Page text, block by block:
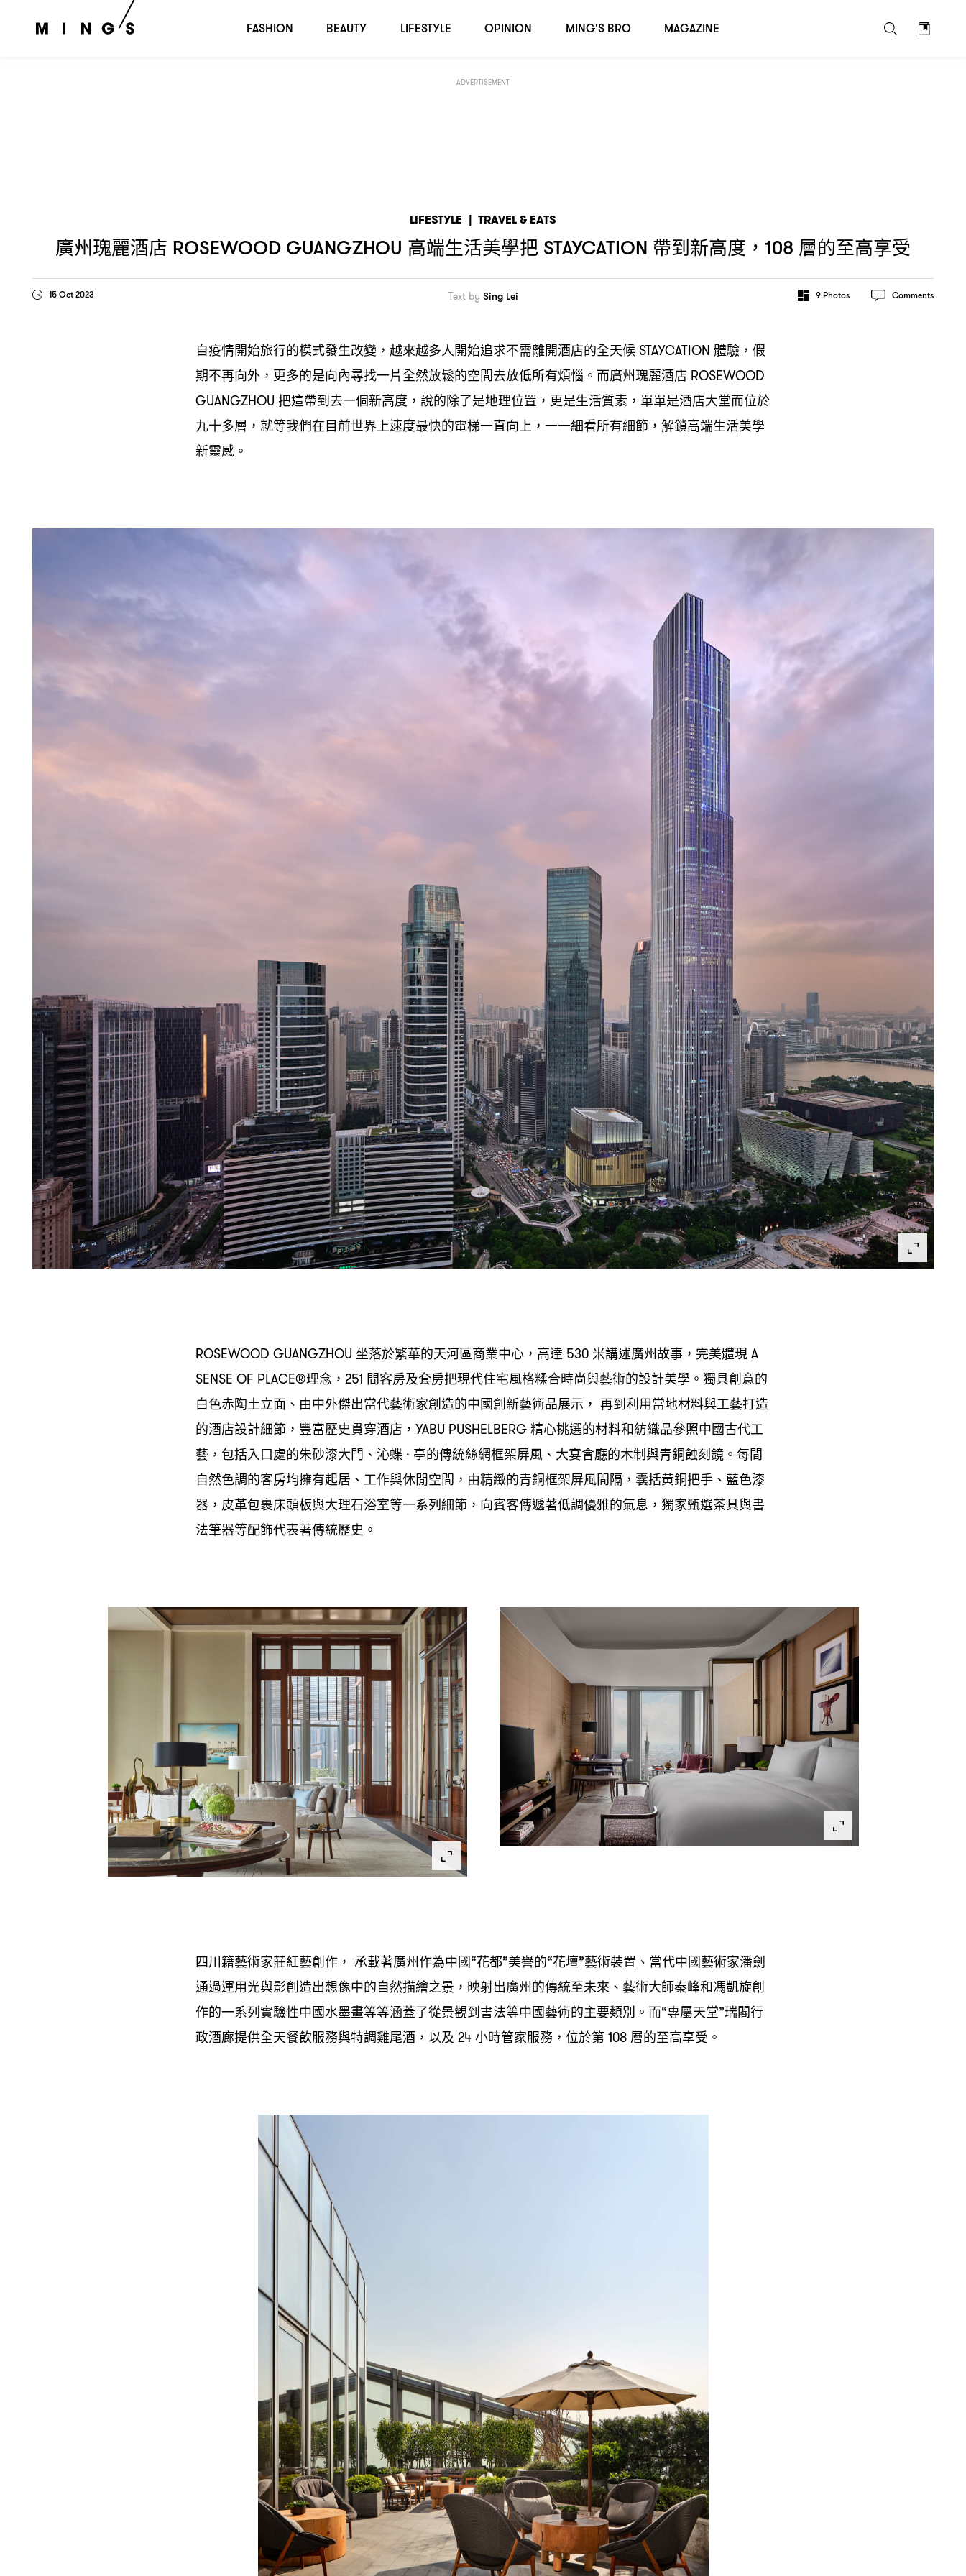
ADVERTISEMENT
LIFESTYLE | TRAVEL & EATS
廣州瑰麗酒店 ROSEWOOD GUANGZHOU 高端生活美學把 STAYCATION 帶到新高度 ，108 層的至高享受
15 Oct 2023 Text by Sing Lei 9Photos Comments
自疫情開始旅行的模式發生改變 ， 越來越多人開始追求不需離開酒店的全天候 STAYCATION 體驗 ， 假
期不再向外 ， 更多的是向內尋找一片全然放鬆的空間去放低所有煩惱。而廣州瑰麗酒店 ROSEWOOD
GUANGZHOU 把這帶到去一個新高度 ， 說的除了是地理位置 ， 更是生活質素 ， 單單是酒店大堂而位於
九十多層 ， 就等我們在目前世界上速度最快的電梯一直向上 ， 一一細看所有細節 ， 解鎖高端生活美學
新靈感。
ROSEWOOD GUANGZHOU 坐落於繁華的天河區商業中心 ， 高達 530 米講述廣州故事 ， 完美體現A
SENSE OF PLACE®理念 ，251 間客房及套房把現代住宅風格糅合時尚與藝術的設計美學。獨具創意的
白色赤陶土立面、由中外傑出當代藝術家創造的中國創新藝術品展示 ， 再到利用當地材料與工藝打造
的酒店設計細節 ， 豐富歷史貫穿酒店 ，YABU PUSHELBERG精心挑選的材料和紡織品參照中國古代工
藝 ， 包括入口處的朱砂漆大門、沁蝶 · 亭的傳統絲網框架屏風、大宴會廳的木制與青銅蝕刻鏡。每間
自然色調的客房均擁有起居、工作與休閒空間 ， 由精緻的青銅框架屏風間隔 ， 囊括黃銅把手、藍色漆
器 ， 皮革包裹床頭板與大理石浴室等一系列細節 ， 向賓客傳遞著低調優雅的氣息 ， 獨家甄選茶具與書
法筆器等配飾代表著傳統歷史。
四川籍藝術家莊紅藝創作 ， 承載著廣州作為中國“花都”美譽的“花壇”藝術裝置、當代中國藝術家潘劍
通過運用光與影創造出想像中的自然描繪之景 ， 映射出廣州的傳統至未來、藝術大師秦峰和馮凱旋創
作的一系列實驗性中國水墨畫等等涵蓋了從景觀到書法等中國藝術的主要類別。而“專屬天堂”瑞閣行
政酒廊提供全天餐飲服務與特調雞尾酒 ， 以及 24小時管家服務 ， 位於第108 層的至高享受。
FASHION BEAUTY LIFESTYLE OPINION MING'S BRO MAGAZINE
廣州瑰麗酒店ROSEWOOD GUANGZHOU STAYCATION ，108